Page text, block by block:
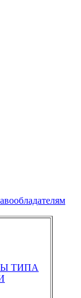
ТИПА